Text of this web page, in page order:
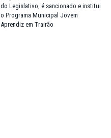
do Legislativo, é sancionado e institui
o Programa Municipal Jovem
Aprendiz em Trairão